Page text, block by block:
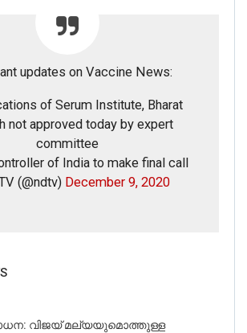
updates on Vaccine News:
of Serum Institute, Bharat
not approved today by expert
committee
of India to make final call
(@ndtv) December 9, 2020
വിജയ് മല്യയുമൊത്തുള്ള